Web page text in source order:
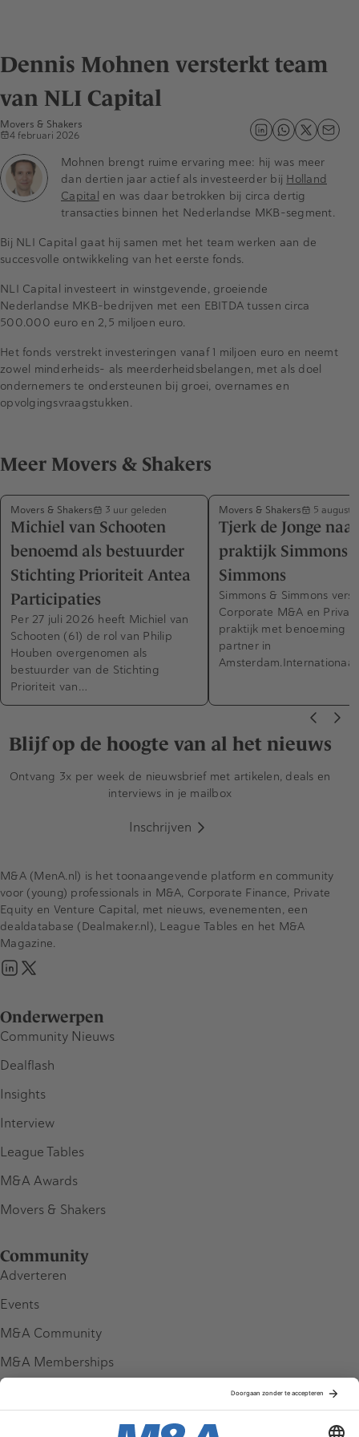
Dennis Mohnen versterkt team
van NLI Capital
Movers & Shakers
4 februari 2026
Mohnen brengt ruime ervaring mee: hij was meer
dan dertien jaar actief als investeerder bij Holland
Capital en was daar betrokken bij circa dertig
transacties binnen het Nederlandse MKB-segment.
Bij NLI Capital gaat hij samen met het team werken aan de
succesvolle ontwikkeling van het eerste fonds.
NLI Capital investeert in winstgevende, groeiende
Nederlandse MKB-bedrijven met een EBITDA tussen circa
500.000 euro en 2,5 miljoen euro.
Het fonds verstrekt investeringen vanaf 1 miljoen euro en neemt
zowel minderheids- als meerderheidsbelangen, met als doel
ondernemers te ondersteunen bij groei, overnames en
opvolgingsvraagstukken.
Meer Movers & Shakers
Movers & Shakers 3 uur geleden
Michiel van Schooten
benoemd als bestuurder
Stichting Prioriteit Antea
Participaties
Per 27 juli 2026 heeft Michiel van
Schooten (61) de rol van Philip
Houben overgenomen als
bestuurder van de Stichting
Prioriteit van…
Movers & Shakers 5
Tjerk de Jonge
praktijk Simmons
Simmons
Simmons & Simmons
Corporate M&A en
praktijk met benoeming
partner in
Blijf op de hoogte van al het nieuws
Ontvang 3x per week de nieuwsbrief met artikelen, deals en
interviews in je mailbox
Inschrijven
Onderwerpen
Community Nieuws
Dealflash
Insights
Interview
League Tables
M&A Awards
Movers & Shakers
Community
Adverteren
Events
M&A Community
M&A Memberships
M&A (MenA.nl) is het toonaangevende platform en community
voor (young) professionals in M&A, Corporate Finance, Private
Equity en Venture Capital, met nieuws, evenementen, een
dealdatabase (Dealmaker.nl), League Tables en het M&A
Magazine.